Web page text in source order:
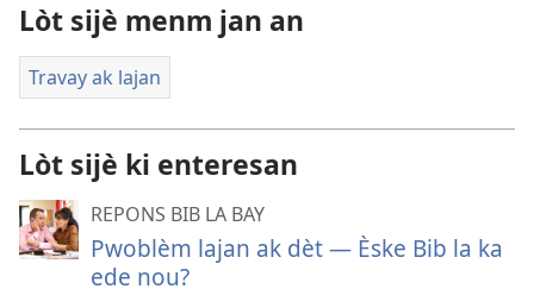
Lòt sijè menm jan an
Travay ak lajan
Lòt sijè ki enteresan
REPONS BIB LA BAY
Pwoblèm lajan ak dèt — Èske Bib la ka
ede nou?